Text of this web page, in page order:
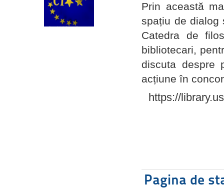
Prin această
spațiu de dialog
Catedra de
bibliotecari,
discuta despre
acțiune în
https://
Pagina de